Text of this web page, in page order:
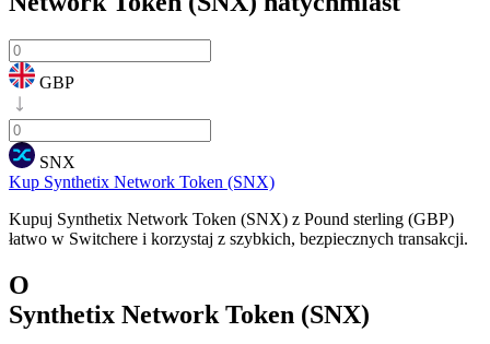
GBP
SNX
Kup Synthetix Network Token (SNX)
Kupuj Synthetix Network Token (SNX) z Pound sterling (GBP)
łatwo w Switchere i korzystaj z szybkich, bezpiecznych transakcji.
O
Synthetix Network Token (SNX)